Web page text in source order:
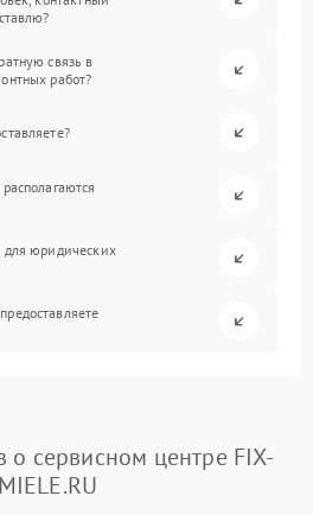
связь в
работ?
для юридических
о сервисном центре FIX-
MIELE.RU